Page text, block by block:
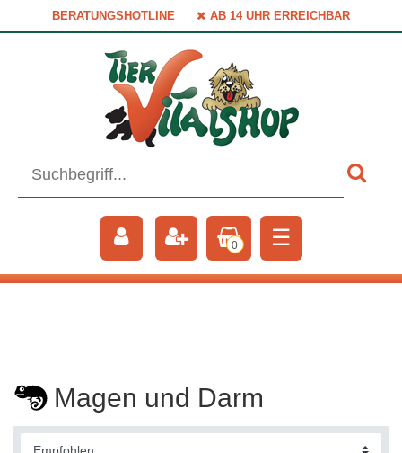
BERATUNGSHOTLINE AB 14 UHR ERREICHBAR
0 ☰
Magen und Darm